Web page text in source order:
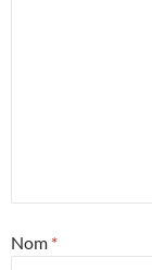
Nom *